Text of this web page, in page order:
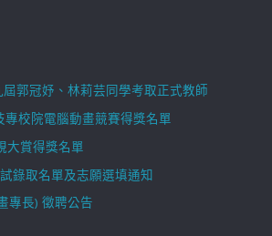
屆郭冠妤、林莉芸同學考取正式教師
專校院電腦動畫競賽得獎名單
大賞得獎名單
錄取名單及志願選填通知
專長) 徵聘公告